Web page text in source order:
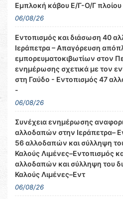
Εμπλοκή κάβου Ε/Γ-Ο/Γ πλοίου
06/08/26
Εντοπισμός και διάσωση 40
Ιεράπετρα – Απαγόρευση
εμπορευματοκιβωτίων στον
ενημέρωσης σχετικά με τον
στη Γαύδο - Εντοπισμός 47
-
06/08/26
Συνέχεια ενημέρωσης
αλλοδαπών στην Ιεράπετρα–
56 αλλοδαπών και σύλληψη
Καλούς Λιμένες–Εντοπισμός
αλλοδαπών και σύλληψη του
Καλούς Λιμένες–Εντ
06/08/26